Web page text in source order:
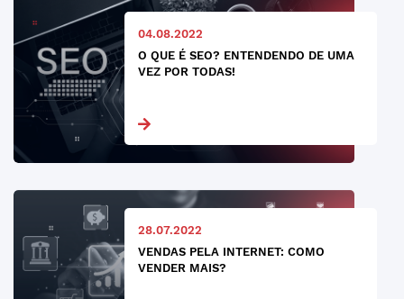
04.08.2022
O QUE É SEO? ENTENDENDO DE UMA
VEZ POR TODAS!
28.07.2022
VENDAS PELA INTERNET: COMO
VENDER MAIS?